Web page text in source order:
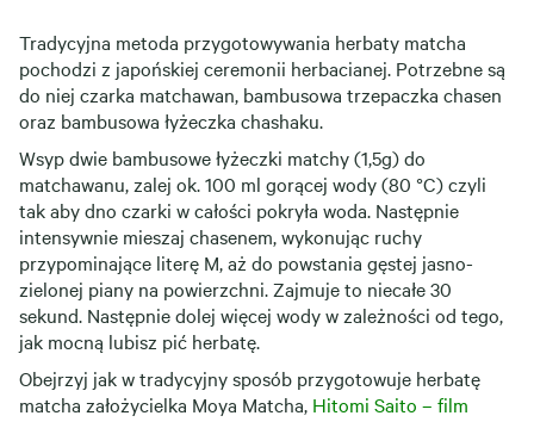
Tradycyjna metoda przygotowywania herbaty matcha
pochodzi z japońskiej ceremonii herbacianej. Potrzebne są
do niej czarka matchawan, bambusowa trzepaczka chasen
oraz bambusowa łyżeczka chashaku.
Wsyp dwie bambusowe łyżeczki matchy (1,5g) do
matchawanu, zalej ok. 100 ml gorącej wody (80 °C) czyli
tak aby dno czarki w całości pokryła woda. Następnie
intensywnie mieszaj chasenem, wykonując ruchy
przypominające literę M, aż do powstania gęstej jasno-
zielonej piany na powierzchni. Zajmuje to niecałe 30
sekund. Następnie dolej więcej wody w zależności od tego,
jak mocną lubisz pić herbatę.
Obejrzyj jak w tradycyjny sposób przygotowuje herbatę
matcha założycielka Moya Matcha, Hitomi Saito – film